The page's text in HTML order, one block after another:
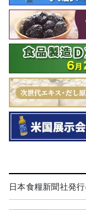
日本食糧新聞社発